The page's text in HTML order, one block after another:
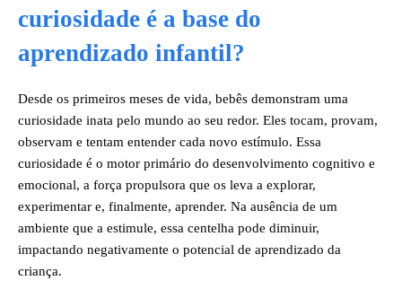
curiosidade é a base do
aprendizado infantil?
Desde os primeiros meses de vida, bebês demonstram uma
curiosidade inata pelo mundo ao seu redor. Eles tocam, provam,
observam e tentam entender cada novo estímulo. Essa
curiosidade é o motor primário do desenvolvimento cognitivo e
emocional, a força propulsora que os leva a explorar,
experimentar e, finalmente, aprender. Na ausência de um
ambiente que a estimule, essa centelha pode diminuir,
impactando negativamente o potencial de aprendizado da
criança.